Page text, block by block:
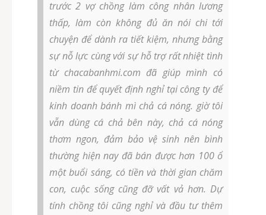
trước 2 vợ chồng làm công nhân lương
thấp, làm còn không đủ ăn nói chi tới
chuyện để dành ra tiết kiệm, nhưng bằng
sự nỗ lực cùng với sự hỗ trợ rất nhiệt tình
từ chacabanhmi.com đã giúp mình có
niềm tin để quyết định nghỉ tại công ty để
kinh doanh bánh mì chả cá nóng. giờ tôi
vẫn dùng cá chả bên này, chả cá nóng
thơm ngon, đảm bảo vệ sinh nên bình
thường hiện nay đã bán được hơn 100 ổ
một buổi sáng, có tiền và thời gian chăm
con, cuộc sống cũng đỡ vất vả hơn. Dự
tính chồng tôi cũng nghỉ và đầu tư thêm